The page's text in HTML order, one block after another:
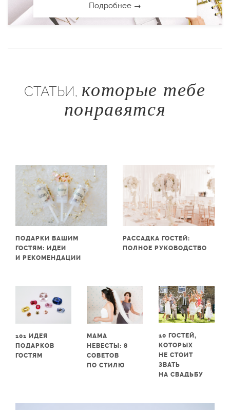
Подробнее →
СТАТЬИ, которые тебе
понравятся
ПОДАРКИ ВАШИМ
ГОСТЯМ: ИДЕИ
И РЕКОМЕНДАЦИИ
РАССАДКА ГОСТЕЙ:
ПОЛНОЕ РУКОВОДСТВО
101 ИДЕЯ
ПОДАРКОВ
ГОСТЯМ
МАМА
НЕВЕСТЫ: 8
СОВЕТОВ
ПО СТИЛЮ
10 ГОСТЕЙ,
КОТОРЫХ
НЕ СТОИТ
ЗВАТЬ
НА СВАДЬБУ